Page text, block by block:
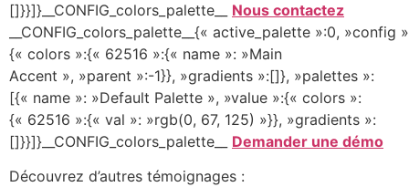
[]}}]}__CONFIG_colors_palette__ Nous contactez
__CONFIG_colors_palette__{« active_palette »:0, »config
{« colors »:{« 62516 »:{« name »: »Main
Accent », »parent »:-1}}, »gradients »:[]}, »palettes »:
[{« name »: »Default Palette », »value »:{« colors »:
{« 62516 »:{« val »: »rgb(0, 67, 125) »}}, »gradients »:
[]}}]}__CONFIG_colors_palette__ Demander une démo
Découvrez d’autres témoignages :